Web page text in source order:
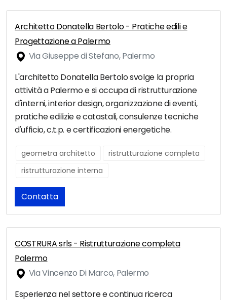
Architetto Donatella Bertolo - Pratiche edili e
Progettazione a Palermo
Via Giuseppe di Stefano, Palermo
L'architetto Donatella Bertolo svolge la propria
attività a Palermo e si occupa di ristrutturazione
d'interni, interior design, organizzazione di eventi,
pratiche edilizie e catastali, consulenze tecniche
d'ufficio, c.t.p. e certificazioni energetiche.
geometra architetto
ristrutturazione completa
ristrutturazione interna
Contatta
COSTRURA srls - Ristrutturazione completa
Palermo
Via Vincenzo Di Marco, Palermo
Esperienza nel settore e continua ricerca